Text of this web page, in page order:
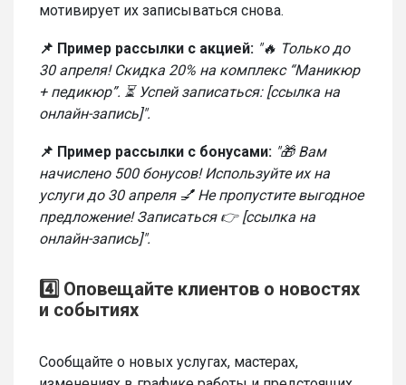
мотивирует их записываться снова.
📌 Пример рассылки с акцией: "🔥 Только до
30 апреля! Скидка 20% на комплекс “Маникюр
+ педикюр”. ⏳ Успей записаться: [ссылка на
онлайн-запись]".
📌 Пример рассылки с бонусами: "🎁 Вам
начислено 500 бонусов! Используйте их на
услуги до 30 апреля 💅 Не пропустите выгодное
предложение! Записаться 👉 [ссылка на
онлайн-запись]".
4️⃣ Оповещайте клиентов о новостях
и событиях
Сообщайте о новых услугах, мастерах,